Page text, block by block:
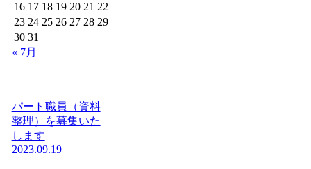
16 17 18 19 20 21 22
23 24 25 26 27 28 29
30 31
« 7月
パート職員（資料
整理）を募集いた
します
2023.09.19